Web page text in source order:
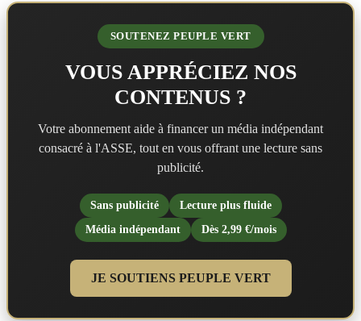
SOUTENEZ PEUPLE VERT
VOUS APPRÉCIEZ NOS
CONTENUS ?
Votre abonnement aide à financer un média indépendant
consacré à l'ASSE, tout en vous offrant une lecture sans
publicité.
Sans publicité
Lecture plus fluide
Média indépendant
Dès 2,99 €/mois
JE SOUTIENS PEUPLE VERT